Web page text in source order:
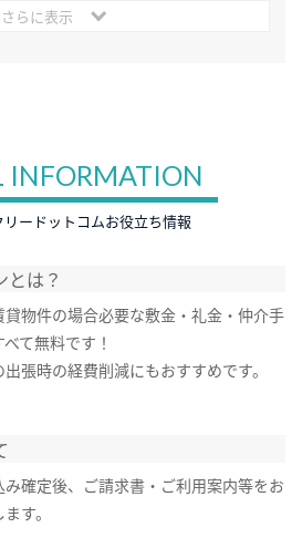
さらに表示
INFORMATION
ードットコムお役立ち情報
とは？
貸物件の場合必要な敷金・礼金・仲介手
て無料です！
張時の経費削減にもおすすめです。
み確定後、ご請求書・ご利用案内等をお
す。